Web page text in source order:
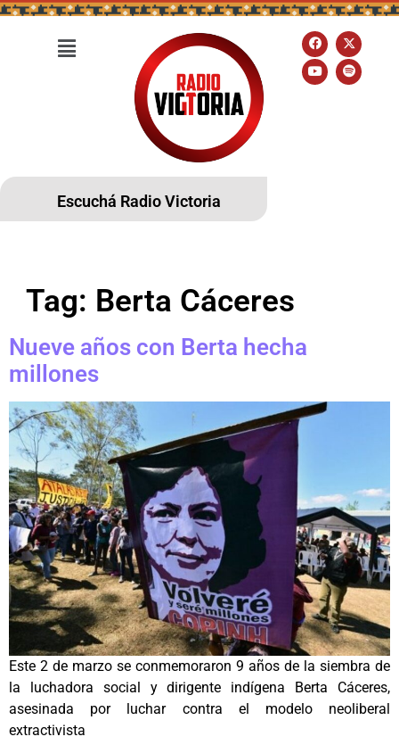
Escuchá Radio Victoria
Tag: Berta Cáceres
Nueve años con Berta hecha
millones
Este 2 de marzo se conmemoraron 9 años de la siembra de
la luchadora social y dirigente indígena Berta Cáceres,
asesinada por luchar contra el modelo neoliberal
extractivista